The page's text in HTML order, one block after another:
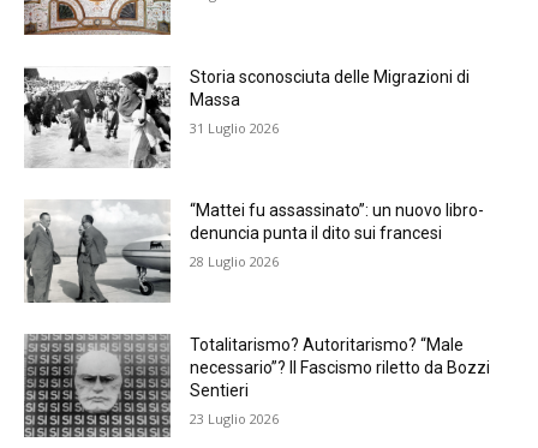
Storia sconosciuta delle Migrazioni di
Massa
31 Luglio 2026
“Mattei fu assassinato”: un nuovo libro-
denuncia punta il dito sui francesi
28 Luglio 2026
Totalitarismo? Autoritarismo? “Male
necessario”? Il Fascismo riletto da Bozzi
Sentieri
23 Luglio 2026